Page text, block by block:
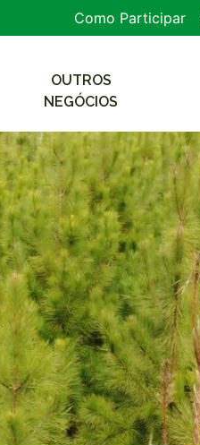
Como Participar
OUTROS
NEGÓCIOS